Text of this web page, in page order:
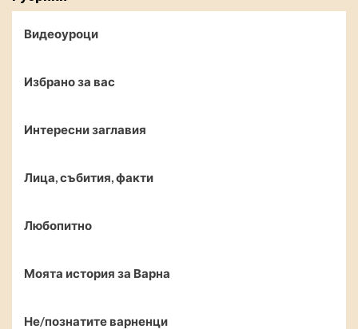
Видеоуроци
Избрано за вас
Интересни заглавия
Лица, събития, факти
Любопитно
Моята история за Варна
Не/познатите варненци